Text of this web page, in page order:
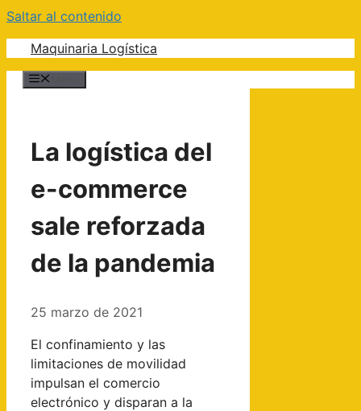
Saltar al contenido
Maquinaria Logística
La logística del
e-commerce
sale reforzada
de la pandemia
25 marzo de 2021
El confinamiento y las
limitaciones de movilidad
impulsan el comercio
electrónico y disparan a la